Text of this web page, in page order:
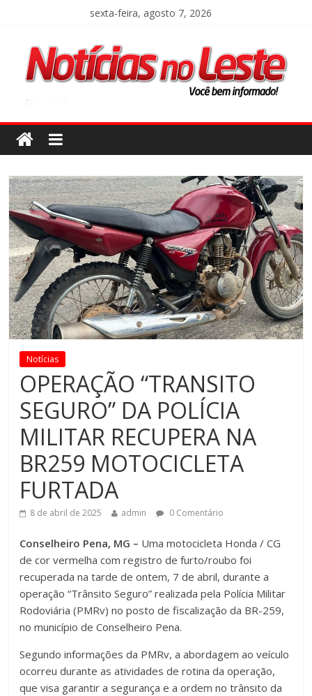
sexta-feira, agosto 7, 2026
Notícias
OPERAÇÃO “TRANSITO
SEGURO” DA POLÍCIA
MILITAR RECUPERA NA
BR259 MOTOCICLETA
FURTADA
8 de abril de 2025 admin 0 Comentário
Conselheiro Pena, MG – Uma motocicleta Honda / CG
de cor vermelha com registro de furto/roubo foi
recuperada na tarde de ontem, 7 de abril, durante a
operação “Trânsito Seguro” realizada pela Polícia Militar
Rodoviária (PMRv) no posto de fiscalização da BR-259,
no município de Conselheiro Pena.
Segundo informações da PMRv, a abordagem ao veículo
ocorreu durante as atividades de rotina da operação,
que visa garantir a segurança e a ordem no trânsito da